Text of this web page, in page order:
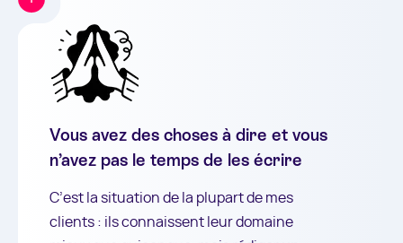
Vous avez des choses à dire et vous
n’avez pas le temps de les écrire
C’est la situation de la plupart de mes
clients : ils connaissent leur domaine